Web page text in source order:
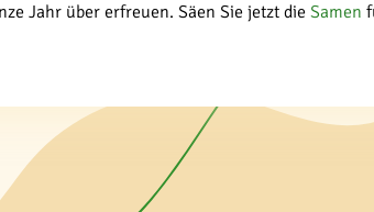
Jahr über erfreuen. Säen Sie jetzt die Samen